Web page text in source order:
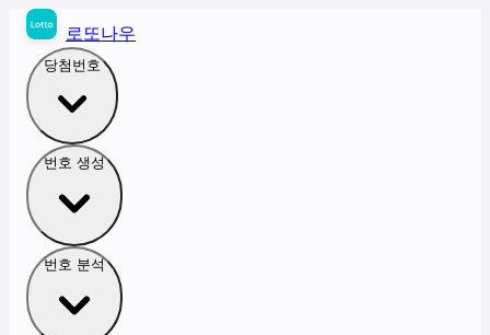
로또나우
당첨번호
번호 생성
번호 분석